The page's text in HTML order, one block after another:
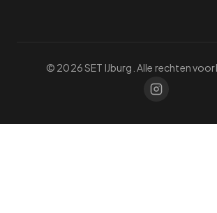
© 2026 SET IJburg. Alle rechten